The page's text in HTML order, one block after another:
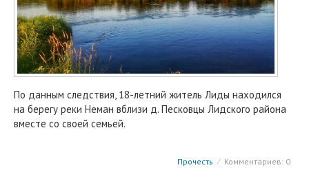
По данным следствия, 18-летний житель Лиды находился
на берегу реки Неман вблизи д. Песковцы Лидского района
вместе со своей семьей.
Прочесть ⁄ Комментариев: 0